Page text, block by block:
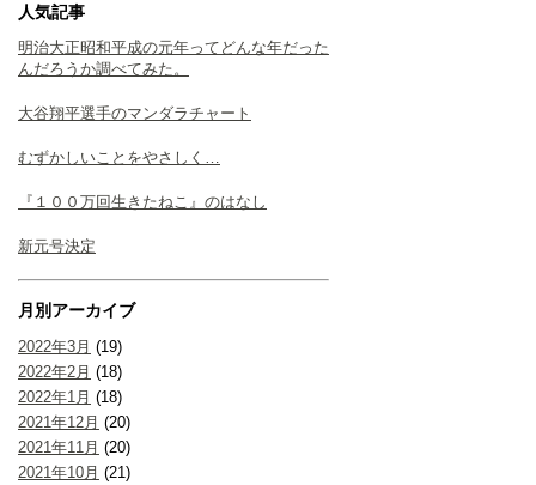
人気記事
明治大正昭和平成の元年ってどんな年だった
んだろうか調べてみた。
大谷翔平選手のマンダラチャート
むずかしいことをやさしく…
『１００万回生きたねこ』のはなし
新元号決定
月別アーカイブ
2022年3月 (19)
2022年2月 (18)
2022年1月 (18)
2021年12月 (20)
2021年11月 (20)
2021年10月 (21)